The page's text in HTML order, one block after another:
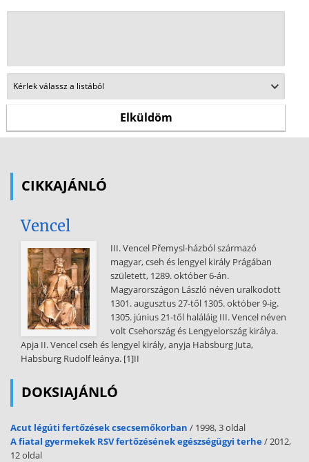
CIKKAJÁNLÓ
Vencel
III. Vencel Přemysl-házból származó
magyar, cseh és lengyel király Prágában
született, 1289. október 6-án.
Magyarországon László néven uralkodott
1301. augusztus 27-től 1305. október 9-ig.
1305. június 21-től haláláig III. Vencel néven
volt Csehország és Lengyelország királya.
Apja II. Vencel cseh és lengyel király, anyja Habsburg Juta,
Habsburg Rudolf leánya. [1]II
DOKSIAJÁNLÓ
Acut légúti fertőzések csecsemőkorban / 1998, 3 oldal
A fiatal gyermekek RSV fertőzésének egészségügyi terhe/ 2012,
12 oldal